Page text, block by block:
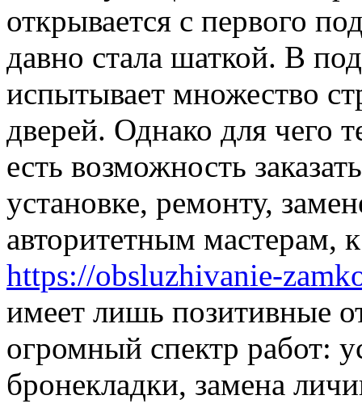
открывается с первого
давно стала шаткой. В
испытывает множество
дверей. Однако для чего
есть возможность
установке, ремонту,
авторитетным мастерам,
https://obsluzhivanie-
имеет лишь позитивные
огромный спектр работ:
бронекладки, замена